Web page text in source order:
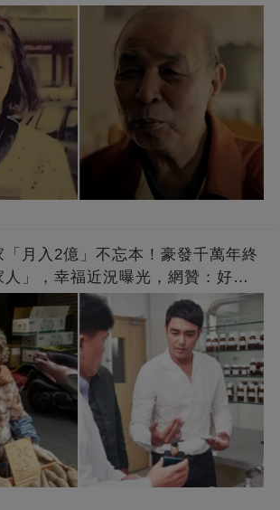
該被遺忘
「月入2億」不忘本！豪發千萬年終
」，幸福近況曝光，網贊：好老